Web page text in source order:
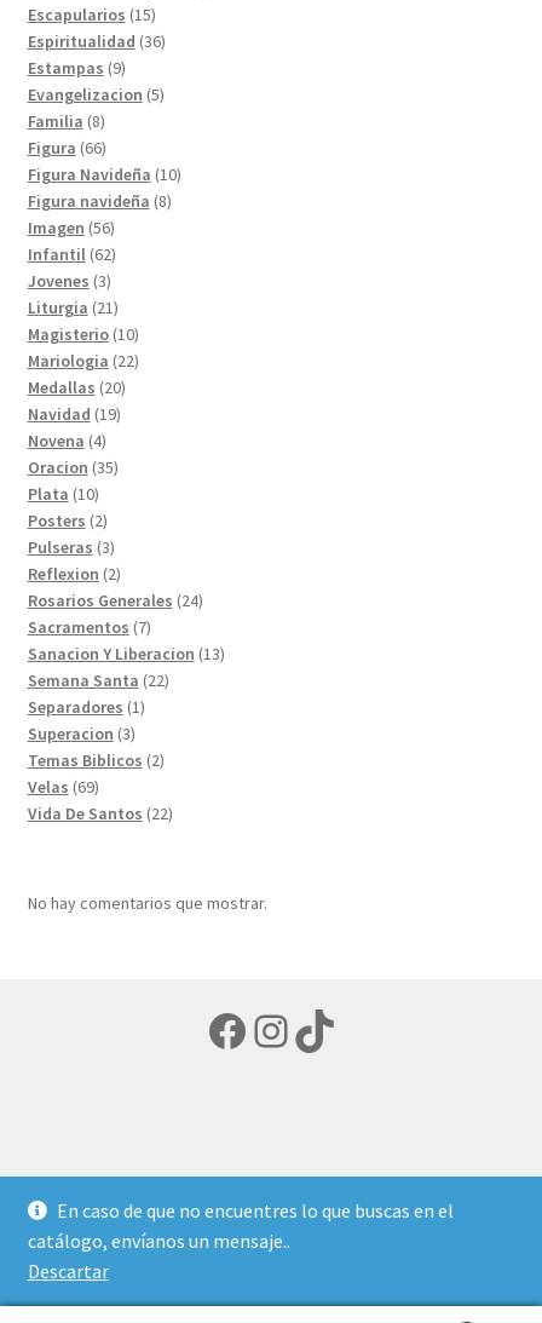
Escapularios 1515
productos
Espiritualidad 3636
Estampas 99
productos
Evangelizacion 55
Familia 88
productos
Figura 6666
productos
Figura Navideña 1010
Figura navideña 88
Imagen 5656
productos
Infantil 6262
productos
Jovenes 33
productos
Liturgia 2121
productos
Magisterio 1010
productos
Mariologia 2222
Medallas 2020
productos
Navidad 1919
Novena 44
productos
Oracion 3535
Plata 1010
productos
Posters 22
productos
Pulseras 33
productos
Reflexion 22
productos
Rosarios Generales 2424
Sacramentos 77
productos
Sanacion Y Liberacion 1313
Semana Santa 2222
Separadores 11
Superacion 33
productos
Temas Biblicos 22
Velas 6969
productos
Vida De Santos 2222
No hay comentarios que mostrar.
Facebook
Instagram
TikTok
Política de privacidad
Creado con Storefront y
WooCommerce.
En caso de que no encuentres lo que buscas en el
catálogo, envíanos un mensaje..
Descartar